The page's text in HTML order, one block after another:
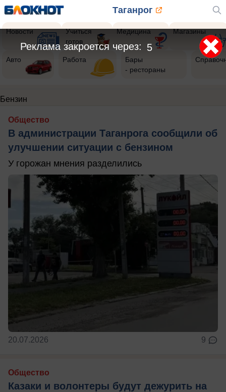
Таганрог
Новости
Учиться
готов
Медицина Магазины
Авто Работа
Бары
- рестораны
Бензин
Общество
В администрации Таганрога сообщили об
улучшении ситуации с бензином
У горожан мнения разделились
20.07.2026 9
Общество
Казаки и волонтеры будут дежурить на
3
Реклама закроется через: